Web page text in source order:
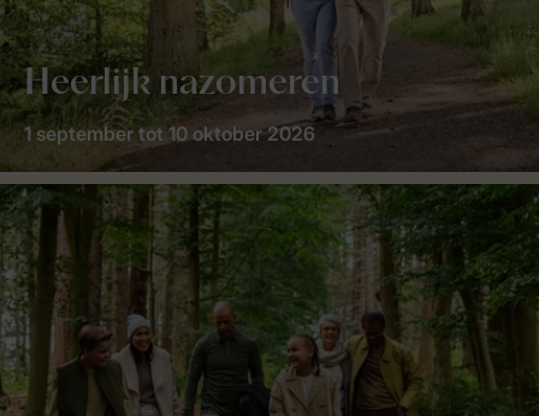
Heerlijk nazomeren
1 september tot 10 oktober 2026